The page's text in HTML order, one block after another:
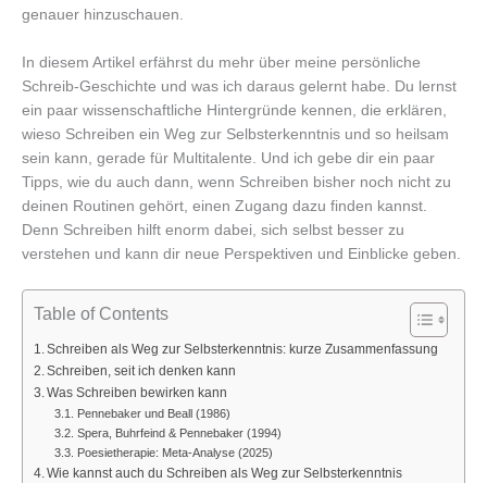
genauer hinzuschauen.
In diesem Artikel erfährst du mehr über meine persönliche
Schreib-Geschichte und was ich daraus gelernt habe. Du lernst
ein paar wissenschaftliche Hintergründe kennen, die erklären,
wieso Schreiben ein Weg zur Selbsterkenntnis und so heilsam
sein kann, gerade für Multitalente. Und ich gebe dir ein paar
Tipps, wie du auch dann, wenn Schreiben bisher noch nicht zu
deinen Routinen gehört, einen Zugang dazu finden kannst.
Denn Schreiben hilft enorm dabei, sich selbst besser zu
verstehen und kann dir neue Perspektiven und Einblicke geben.
Table of Contents
Schreiben als Weg zur Selbsterkenntnis: kurze Zusammenfassung
Schreiben, seit ich denken kann
Was Schreiben bewirken kann
Pennebaker und Beall (1986)
Spera, Buhrfeind & Pennebaker (1994)
Poesietherapie: Meta-Analyse (2025)
Wie kannst auch du Schreiben als Weg zur Selbsterkenntnis